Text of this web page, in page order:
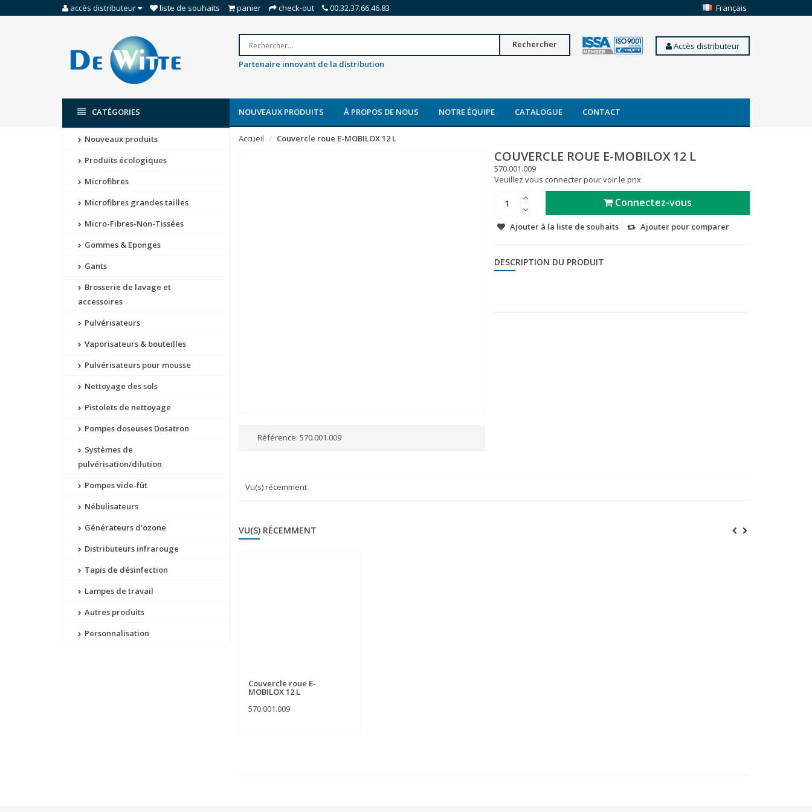
accès distributeur liste de souhaits panier check-out 00.32.37.66.46.83 Français
Rechercher
Partenaire innovant de la distribution
Accès distributeur
CATÉGORIES NOUVEAUX PRODUITS À PROPOS DE NOUS NOTRE ÉQUIPE CATALOGUE CONTACT
Nouveaux produits
Produits écologiques
Microfibres
Microfibres grandes tailles
Micro-Fibres-Non-Tissées
Gommes & Eponges
Gants
Brosserie de lavage et
accessoires
Pulvérisateurs
Vaporisateurs & bouteilles
Pulvérisateurs pour mousse
Nettoyage des sols
Pistolets de nettoyage
Pompes doseuses Dosatron
Systèmes de
pulvérisation/dilution
Pompes vide-fût
Nébulisateurs
Générateurs d’ozone
Distributeurs infrarouge
Tapis de désinfection
Lampes de travail
Autres produits
Personnalisation
Accueil Couvercle roue E-MOBILOX 12 L
Référence: 570.001.009
COUVERCLE ROUE E-MOBILOX 12 L
570.001.009
Veuillez vous connecter pour voir le prix
Connectez-vous
Ajouter à la liste de souhaits Ajouter pour comparer
DESCRIPTION DU PRODUIT
Vu(s) récemment
VU(S) RÉCEMMENT
Couvercle roue E-
MOBILOX 12 L
570.001.009